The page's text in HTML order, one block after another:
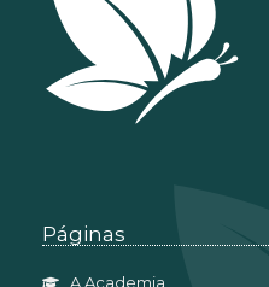
Páginas
A Academia